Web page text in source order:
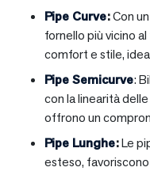
Pipe Curve:Con
fornello più vicino
comfort e stile,
Pipe Semicurve:
con la linearità
offrono un
Pipe Lunghe:Le
esteso,